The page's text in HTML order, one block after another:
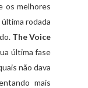
os melhores
rodada
The Voice
última fase
não dava
mais